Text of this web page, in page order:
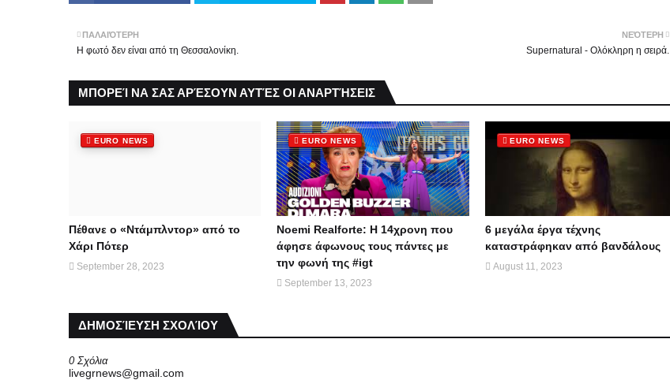
ΝΕΌΤΕΡΗ
Supernatural - Ολόκληρη η σειρά.
ΠΑΛΑΙΌΤΕΡΗ
Η φωτό δεν είναι από τη Θεσσαλονίκη.
ΜΠΟΡΕΊ ΝΑ ΣΑΣ ΑΡΈΣΟΥΝ ΑΥΤΈΣ ΟΙ ΑΝΑΡΤΉΣΕΙΣ
EURO NEWS
Πέθανε ο «Ντάμπλντορ» από το
Χάρι Πότερ
September 28, 2023
EURO NEWS
Noemi Realforte: Η 14χρονη που
άφησε άφωνους τους πάντες με
την φωνή της #igt
September 13, 2023
EURO NEWS
6 μεγάλα έργα τέχνης
καταστράφηκαν από βανδάλους
August 11, 2023
ΔΗΜΟΣΊΕΥΣΗ ΣΧΟΛΊΟΥ
0 Σχόλια
livegrnews@gmail.com